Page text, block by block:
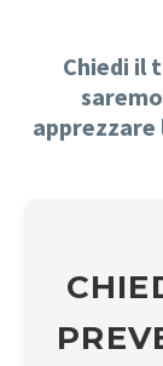
Chiedi il
apprezzare